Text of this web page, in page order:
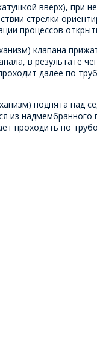
вверх), при
стрелки
процессов
клапана
в результате
далее по
поднята над
из
проходить по